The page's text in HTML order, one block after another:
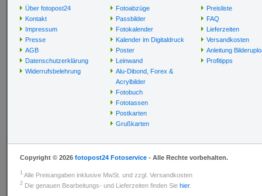
Über fotopost24
Kontakt
Impressum
Presse
AGB
Datenschutzerklärung
Widerrufsbelehrung
Fotoabzüge
Passbilder
Fotokalender
Kalender im Digitaldruck
Poster
Leinwand
Alu-Dibond, Forex &
Acrylbilder
Fotobuch
Fototassen
Postkarten
Grußkarten
Preisliste
FAQ
Lieferzeiten
Versandkosten
Anleitung
Profitipps
Copyright © 2026 fotopost24 Fotoservice - Alle Rechte vorbehalten.
1 Alle Preisangaben inklusive MwSt. und zzgl. Versandkosten
2 Die genauen Bearbeitungs- und Lieferzeiten finden Sie hier.